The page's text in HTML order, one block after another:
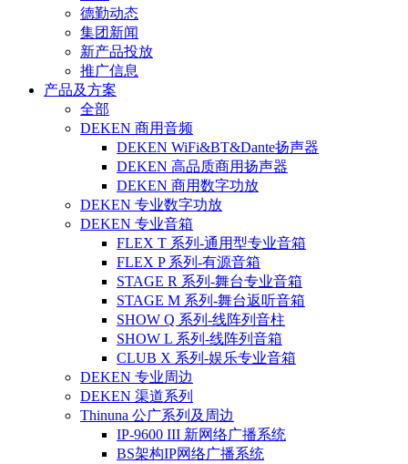
德勤动态
集团新闻
新产品投放
推广信息
产品及方案
全部
DEKEN 商用音频
DEKEN WiFi&BT&Dante扬声器
DEKEN 高品质商用扬声器
DEKEN 商用数字功放
DEKEN 专业数字功放
DEKEN 专业音箱
FLEX T 系列-通用型专业音箱
FLEX P 系列-有源音箱
STAGE R 系列-舞台专业音箱
STAGE M 系列-舞台返听音箱
SHOW Q 系列-线阵列音柱
SHOW L 系列-线阵列音箱
CLUB X 系列-娱乐专业音箱
DEKEN 专业周边
DEKEN 渠道系列
Thinuna 公广系列及周边
IP-9600 III 新网络广播系统
BS架构IP网络广播系统